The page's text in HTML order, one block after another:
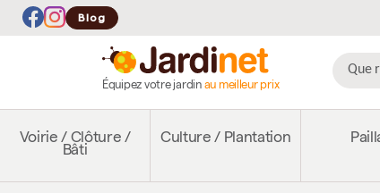
Blog
Équipez votre jardin au meilleur prix
Voirie / Clôture /
Bâti
Culture / Plantation